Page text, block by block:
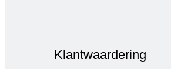
Klantwaardering